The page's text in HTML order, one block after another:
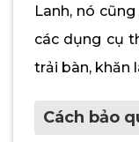
Lanh, nó
các dụng cụ
trải bàn, khăn
Cách bảo